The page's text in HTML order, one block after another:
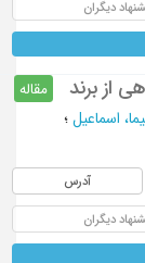
دیگران
از برند
مقاله
اسماعیل ؛
آدرس
دیگران